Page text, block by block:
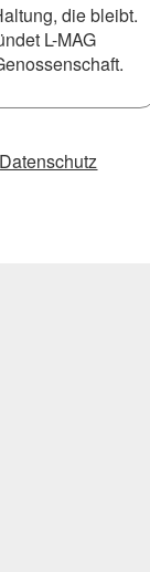
die bleibt.
L-MAG
Datenschutz